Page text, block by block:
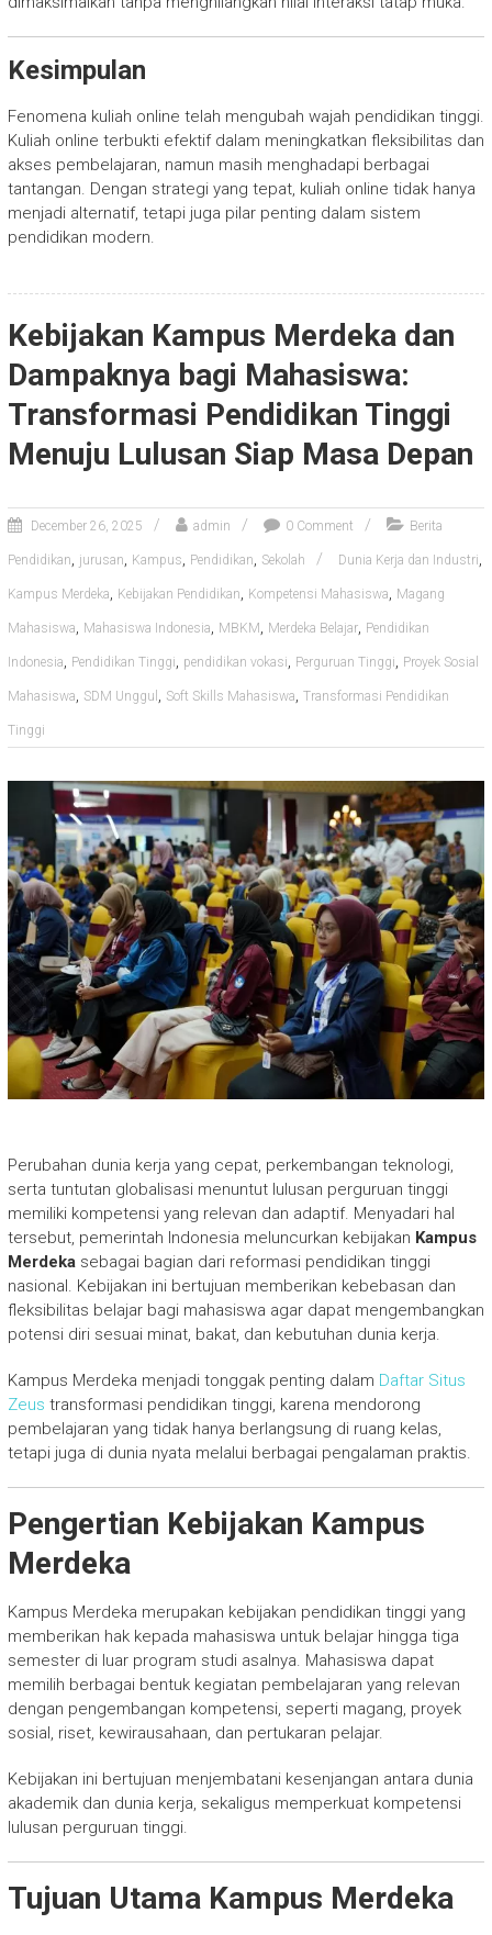
Kesimpulan
Fenomena kuliah online telah mengubah wajah pendidikan tinggi.
Kuliah online terbukti efektif dalam meningkatkan fleksibilitas dan
akses pembelajaran, namun masih menghadapi berbagai
tantangan. Dengan strategi yang tepat, kuliah online tidak hanya
menjadi alternatif, tetapi juga pilar penting dalam sistem
pendidikan modern.
Kebijakan Kampus Merdeka dan
Dampaknya bagi Mahasiswa:
Transformasi Pendidikan Tinggi
Menuju Lulusan Siap Masa Depan
December 26, 2025 admin 0 Comment Berita
Pendidikan, jurusan, Kampus, Pendidikan, Sekolah Dunia Kerja dan Industri,
Kampus Merdeka, Kebijakan Pendidikan, Kompetensi Mahasiswa, Magang
Mahasiswa, Mahasiswa Indonesia, MBKM , Merdeka Belajar, Pendidikan
Indonesia, Pendidikan Tinggi, pendidikan vokasi, Perguruan Tinggi, Proyek Sosial
Mahasiswa, SDM Unggul , Soft Skills Mahasiswa, Transformasi Pendidikan
Tinggi
Perubahan dunia kerja yang cepat, perkembangan teknologi,
serta tuntutan globalisasi menuntut lulusan perguruan tinggi
memiliki kompetensi yang relevan dan adaptif. Menyadari hal
tersebut, pemerintah Indonesia meluncurkan kebijakan Kampus
Merdekasebagai bagian dari reformasi pendidikan tinggi
nasional. Kebijakan ini bertujuan memberikan kebebasan dan
fleksibilitas belajar bagi mahasiswa agar dapat mengembangkan
potensi diri sesuai minat, bakat, dan kebutuhan dunia kerja.
Kampus Merdeka menjadi tonggak penting dalam Daftar Situs
Zeus transformasi pendidikan tinggi, karena mendorong
pembelajaran yang tidak hanya berlangsung di ruang kelas,
tetapi juga di dunia nyata melalui berbagai pengalaman praktis.
Pengertian Kebijakan Kampus
Merdeka
Kampus Merdeka merupakan kebijakan pendidikan tinggi yang
memberikan hak kepada mahasiswa untuk belajar hingga tiga
semester di luar program studi asalnya. Mahasiswa dapat
memilih berbagai bentuk kegiatan pembelajaran yang relevan
dengan pengembangan kompetensi, seperti magang, proyek
sosial, riset, kewirausahaan, dan pertukaran pelajar.
Kebijakan ini bertujuan menjembatani kesenjangan antara dunia
akademik dan dunia kerja, sekaligus memperkuat kompetensi
lulusan perguruan tinggi.
Tujuan Utama Kampus Merdeka